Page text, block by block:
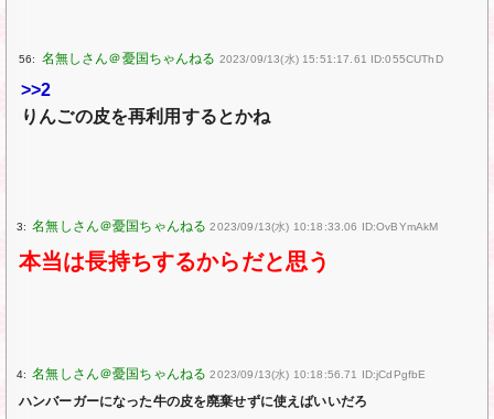
56: 2023/09/13(水) 15:51:17.61 ID:055CUThD
>>2
りんごの皮を再利用するとかね
3: 2023/09/13(水) 10:18:33.06 ID:OvBYmAkM
本当は長持ちするからだと思う
4: 2023/09/13(水) 10:18:56.71 ID:jCdPgfbE
ハンバーガーになった牛の皮を廃棄せずに使えばいいだろ